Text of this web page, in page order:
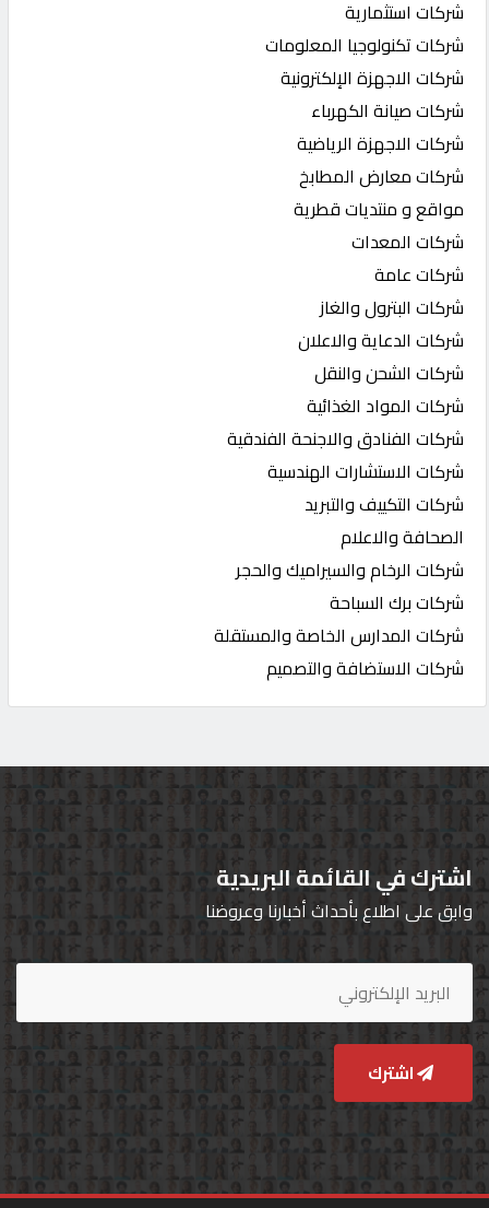
شركات استثمارية
شركات تكنولوجيا المعلومات
شركات الاجهزة الإلكترونية
شركات صيانة الكهرباء
شركات الاجهزة الرياضية
شركات معارض المطابخ
مواقع و منتديات قطرية
شركات المعدات
شركات عامة
شركات البترول والغاز
شركات الدعاية والاعلان
شركات الشحن والنقل
شركات المواد الغذائية
شركات الفنادق والاجنحة الفندقية
شركات الاستشارات الهندسية
شركات التكييف والتبريد
الصحافة والاعلام
شركات الرخام والسيراميك والحجر
شركات برك السباحة
شركات المدارس الخاصة والمستقلة
شركات الاستضافة والتصميم
اشترك في القائمة البريدية
وابق على اطلاع بأحداث أخبارنا وعروضنا
اشترك